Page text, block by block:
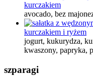
kurczakiem
avocado, bez
kurczakiem i ryżem
jogurt, kukurydza,
kwaszony, papryka,
szparagi